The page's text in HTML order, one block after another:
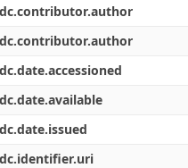
dc.contributor.author
dc.contributor.author
dc.date.accessioned
dc.date.available
dc.date.issued
dc.identifier.uri